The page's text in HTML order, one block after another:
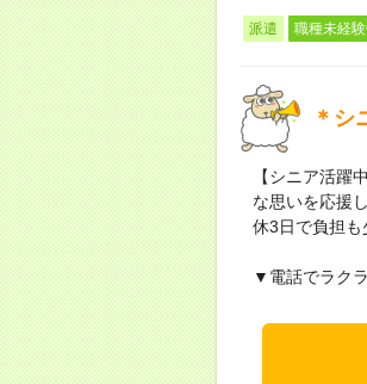
派遣 職種未経
＊シ
【シニア活躍
な思いを応援
休3日で負担も
▼電話でラク